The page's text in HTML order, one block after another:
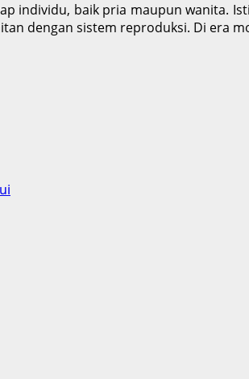
individu, baik pria maupun wanita.
dengan sistem reproduksi. Di era